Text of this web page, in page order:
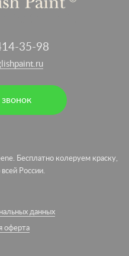
35-98
звонок
Бесплатно колеруем краску,
России.
данных
оферта